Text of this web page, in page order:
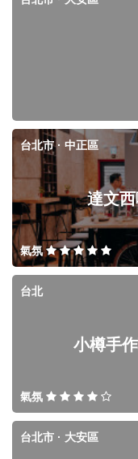
達文
台北市 · 中正區
氣氛
小樽手
台北
氣氛
台北市 · 大安區